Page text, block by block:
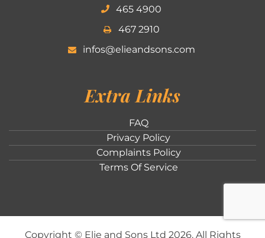
465 4900
467 2910
infos@elieandsons.com
Extra Links
FAQ
Privacy Policy
Complaints Policy
Terms Of Service
Copyright © Elie and Sons Ltd 2026. All Rights